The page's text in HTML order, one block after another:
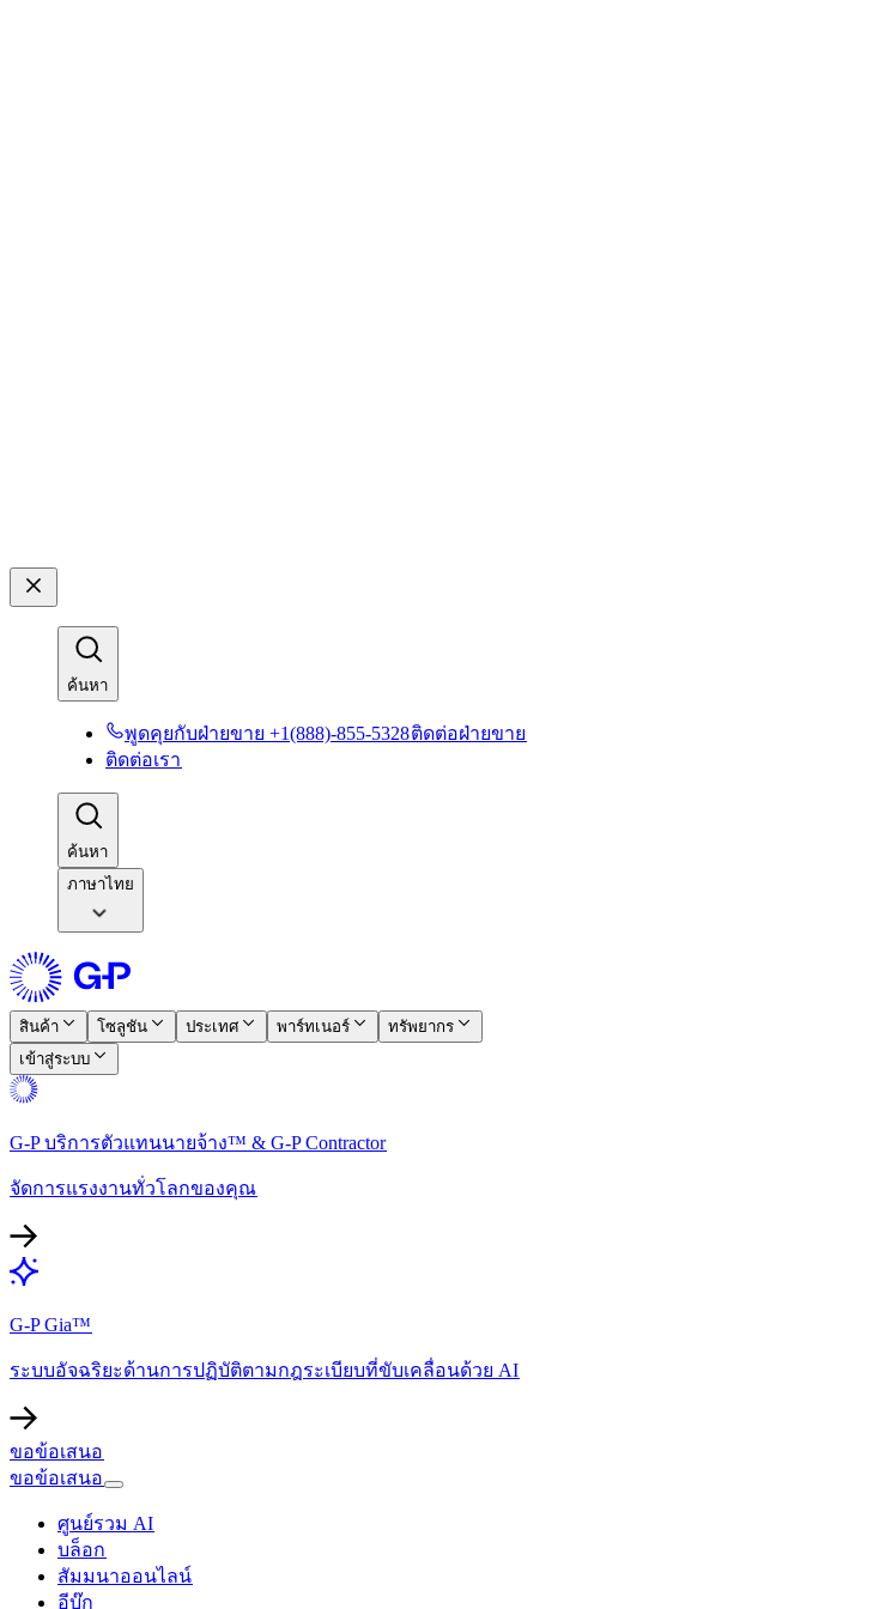
ค้นหา​​
พูดคุยกับฝ่ายขาย +1(888)-855-5328​​ติดต่อฝ่ายขาย​​
ติดต่อเรา​​
ค้นหา​​
ภาษาไทย
สินค้า​​ โซลูชัน​​ ประเทศ​​ พาร์ทเนอร์​​
ทรัพยากร​​
เข้าสู่ระบบ​​
G-P บริการตัวแทนนายจ้าง™ & G-P Contractor​​
จัดการแรงงานทั่วโลกของคุณ​​
G-P Gia™​​
ระบบอัจฉริยะด้านการปฏิบัติตามกฎระเบียบที่ขับเคลื่อนด้วย AI​​
ขอข้อเสนอ​​
ขอข้อเสนอ​​
ศูนย์รวม AI​​
บล็อก​​
สัมมนาออนไลน์​​
อีบุ๊ก​​